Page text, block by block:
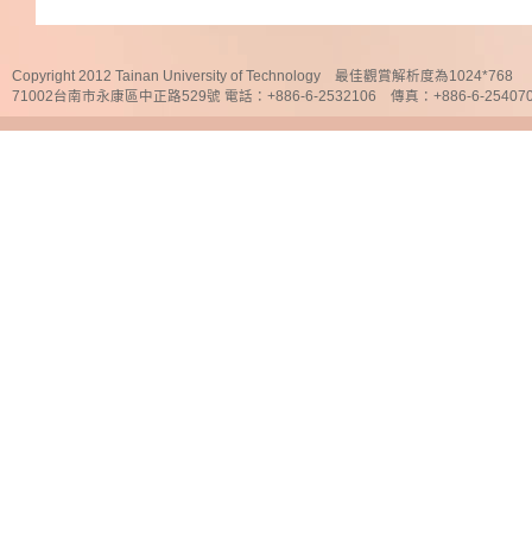
Copyright 2012 Tainan University of Technology 最佳觀賞解析度為1024*768
71002台南市永康區中正路529號 電話：+886-6-2532106 傳真：+886-6-